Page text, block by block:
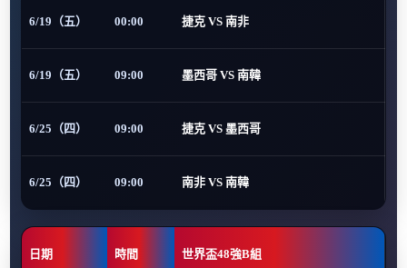
6/19（五） 00:00 捷克 VS 南非
6/19（五） 09:00 墨西哥 VS 南韓
6/25（四） 09:00 捷克 VS 墨西哥
6/25（四） 09:00 南非 VS 南韓
日期 時間 世界盃48強B組